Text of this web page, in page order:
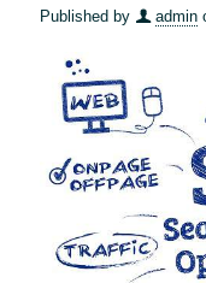
Published by admin